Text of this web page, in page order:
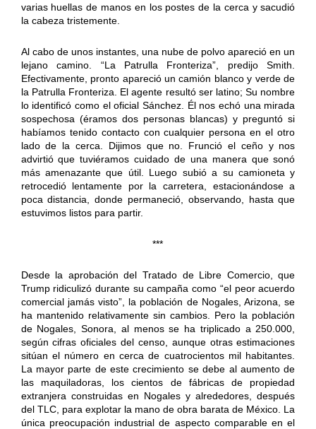
varias huellas de manos en los postes de la cerca y sacudió
la cabeza tristemente.
Al cabo de unos instantes, una nube de polvo apareció en un
lejano camino. “La Patrulla Fronteriza”, predijo Smith.
Efectivamente, pronto apareció un camión blanco y verde de
la Patrulla Fronteriza. El agente resultó ser latino; Su nombre
lo identificó como el oficial Sánchez. Él nos echó una mirada
sospechosa (éramos dos personas blancas) y preguntó si
habíamos tenido contacto con cualquier persona en el otro
lado de la cerca. Dijimos que no. Frunció el ceño y nos
advirtió que tuviéramos cuidado de una manera que sonó
más amenazante que útil. Luego subió a su camioneta y
retrocedió lentamente por la carretera, estacionándose a
poca distancia, donde permaneció, observando, hasta que
estuvimos listos para partir.
***
Desde la aprobación del Tratado de Libre Comercio, que
Trump ridiculizó durante su campaña como “el peor acuerdo
comercial jamás visto”, la población de Nogales, Arizona, se
ha mantenido relativamente sin cambios. Pero la población
de Nogales, Sonora, al menos se ha triplicado a 250.000,
según cifras oficiales del censo, aunque otras estimaciones
sitúan el número en cerca de cuatrocientos mil habitantes.
La mayor parte de este crecimiento se debe al aumento de
las maquiladoras, los cientos de fábricas de propiedad
extranjera construidas en Nogales y alrededores, después
del TLC, para explotar la mano de obra barata de México. La
única preocupación industrial de aspecto comparable en el